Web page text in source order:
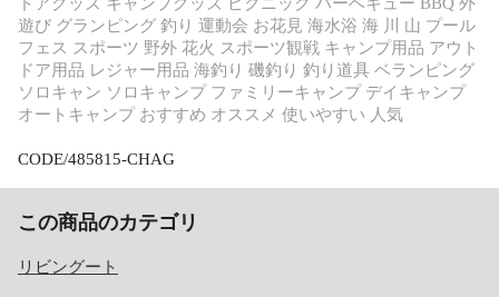
遊び グランピング 釣り 運動会 お花見 海水浴 海 川 山 プール
フェス スポーツ 野外 花火 スポーツ観戦 キャンプ用品 アウト
ドア用品 レジャー用品 海釣り 磯釣り 釣り道具 ベランピング
ソロキャン ソロキャンプ ファミリーキャンプ デイキャンプ
オートキャンプ おすすめ オススメ 使いやすい 人気
CODE/485815-CHAG
この商品のカテゴリ
リビングート